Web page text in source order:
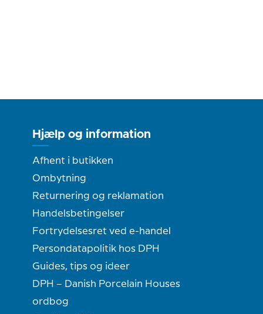
Hjælp og information
Afhent i butikken
Ombytning
Returnering og reklamation
Handelsbetingelser
Fortrydelsesret ved e-handel
Persondatapolitik hos DPH
Guides, tips og ideer
DPH – Danish Porcelain Houses
ordbog